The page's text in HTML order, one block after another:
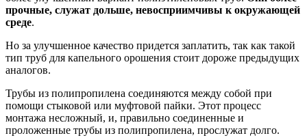
прочные, служат дольше, невосприимчивы к окружающей
среде.
Но за улучшенное качество придется заплатить, так как такой
тип труб для капельного орошения стоит дороже предыдущих
аналогов.
Трубы из полипропилена соединяются между собой при
помощи стыковой или муфтовой пайки. Этот процесс
монтажа несложный, и, правильно соединенные и
проложенные трубы из полипропилена, прослужат долго.